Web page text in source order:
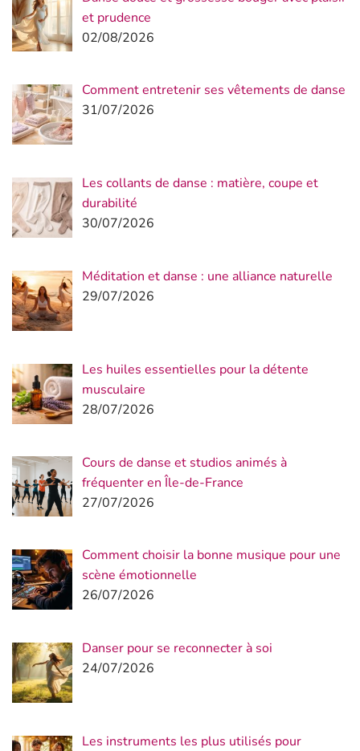
et prudence
02/08/2026
Comment entretenir ses vêtements de danse
31/07/2026
Les collants de danse : matière, coupe et
durabilité
30/07/2026
Méditation et danse : une alliance naturelle
29/07/2026
Les huiles essentielles pour la détente
musculaire
28/07/2026
Cours de danse et studios animés à
fréquenter en Île-de-France
27/07/2026
Comment choisir la bonne musique pour une
scène émotionnelle
26/07/2026
Danser pour se reconnecter à soi
24/07/2026
Les instruments les plus utilisés pour